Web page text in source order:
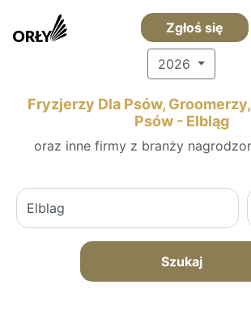
Zgłoś się
2026
Fryzjerzy Dla Psów,
Psów - Elbląg
oraz inne firmy z branży
Szukaj